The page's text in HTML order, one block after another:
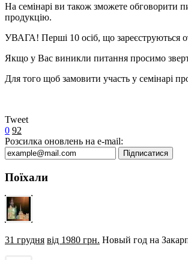
На семінарі ви також зможете обговорити
продукцію.
УВАГА! Перші 10 осіб, що зареєструються
Якщо у Вас виникли питання просимо
Для того щоб замовити участь у семінарі
Tweet
0 92
Розсилка оновлень на e-mail:
Поїхали
31 грудня від 1980 грн. Новый год на